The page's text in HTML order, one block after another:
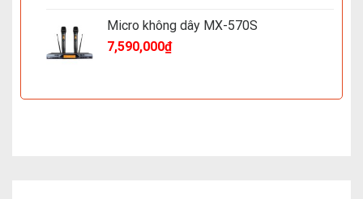
Micro không dây MX-570S
7,590,000₫